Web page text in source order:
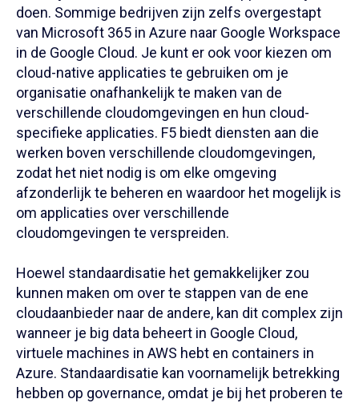
doen. Sommige bedrijven zijn zelfs overgestapt
van Microsoft 365 in Azure naar Google Workspace
in de Google Cloud. Je kunt er ook voor kiezen om
cloud-native applicaties te gebruiken om je
organisatie onafhankelijk te maken van de
verschillende cloudomgevingen en hun cloud-
specifieke applicaties. F5 biedt diensten aan die
werken boven verschillende cloudomgevingen,
zodat het niet nodig is om elke omgeving
afzonderlijk te beheren en waardoor het mogelijk is
om applicaties over verschillende
cloudomgevingen te verspreiden.
Hoewel standaardisatie het gemakkelijker zou
kunnen maken om over te stappen van de ene
cloudaanbieder naar de andere, kan dit complex zijn
wanneer je big data beheert in Google Cloud,
virtuele machines in AWS hebt en containers in
Azure. Standaardisatie kan voornamelijk betrekking
hebben op governance, omdat je bij het proberen te